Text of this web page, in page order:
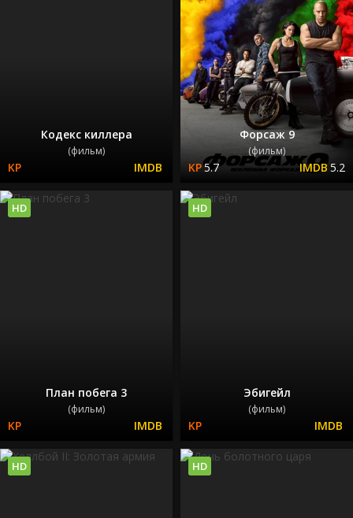
Кодекс киллера
(фильм)
Форсаж 9
(фильм)
5.7 5.2
План побега 3
(фильм)
HD
Эбигейл
(фильм)
HD
HD HD